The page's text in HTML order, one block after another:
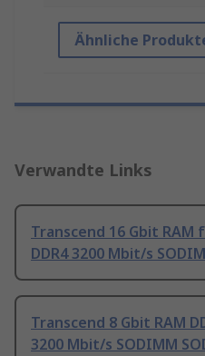
Ähnliche
Verwandte Links
Transcend 16 Gbit
DDR4 3200 Mbit/s
Transcend 8 Gbit RAM
3200 Mbit/s SODIMM